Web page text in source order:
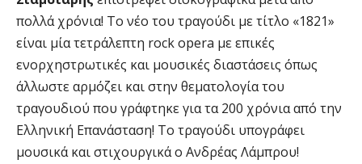
πολλά χρόνια! Το νέο του τραγούδι με τίτλο «1821»
είναι μία τετράλεπτη rock opera με επικές
ενορχηστρωτικές και μουσικές διαστάσεις όπως
άλλωστε αρμόζει και στην θεματολογία του
τραγουδιού που γράφτηκε για τα 200 χρόνια από την
Ελληνική Επανάσταση! Το τραγούδι υπογράφει
μουσικά και στιχουργικά ο Ανδρέας Λάμπρου!